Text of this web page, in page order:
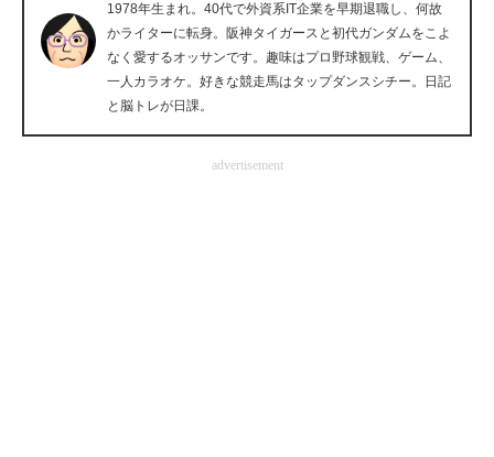
エレクトロニクス専門サイト
電子設計の基本と応用
エネルギーの専門メディア
建設×テクノロジーの最前線
1978年生まれ。40代で外資系IT企業を早期退職し、何故
かライターに転身。阪神タイガースと初代ガンダムをこよ
なく愛するオッサンです。趣味はプロ野球観戦、ゲーム、
一人カラオケ。好きな競走馬はタップダンスシチー。日記
と脳トレが日課。
advertisement